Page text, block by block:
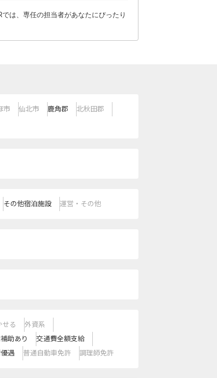
は、専任の担当者があなたにぴったり
市 仙北市 鹿角郡
北秋田郡
その他宿泊施設 運営・その他
せる
外資系
助あり
交通費全額支給
遇 普通自動車免許 調理師免許